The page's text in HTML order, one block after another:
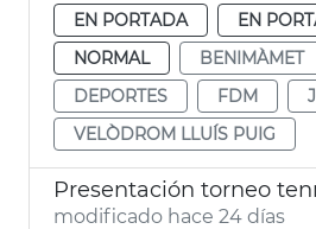
EN PORTADA
EN
NORMAL
BENIMÀMET
DEPORTES
FDM
VELÒDROM LLUÍS PUIG
modificado hace 24 días